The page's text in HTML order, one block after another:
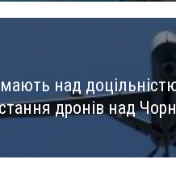
над
дронів над